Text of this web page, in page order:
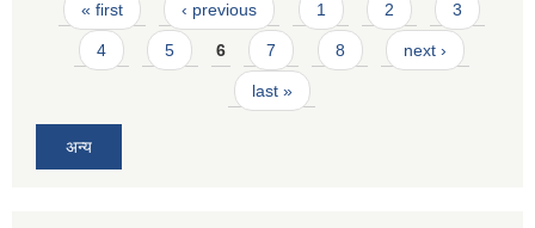
Pages
« first ‹ previous 1 2 3
4 5 6 7 8 next ›
last »
अन्य